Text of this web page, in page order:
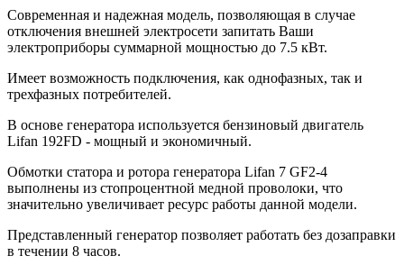
Современная и надежная модель, позволяющая в случае
отключения внешней электросети запитать Ваши
электроприборы суммарной мощностью до 7.5 кВт.
Имеет возможность подключения, как однофазных, так и
трехфазных потребителей.
В основе генератора используется бензиновый двигатель
Lifan 192FD - мощный и экономичный.
Обмотки статора и ротора генератора Lifan 7 GF2-4
выполнены из стопроцентной медной проволоки, что
значительно увеличивает ресурс работы данной модели.
Представленный генератор позволяет работать без дозаправки
в течении 8 часов.